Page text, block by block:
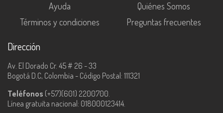
Ayuda
Quiénes Somos
Términos y condiciones
Preguntas frecuentes
Dirección
Av. El Dorado Cr. 45 # 26 - 33
Bogotá D.C, Colombia - Código Postal: 111321
Teléfonos (+57)(601) 2200700.
Línea gratuita nacional: 018000123414.